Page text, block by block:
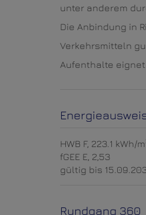
unter anderem
Die Anbindung in
Verkehrsmitteln
Aufenthalte eignet.
HWB F, 223.1 kWh/m
fGEE E, 2,53
gültig bis
Rundgang 360